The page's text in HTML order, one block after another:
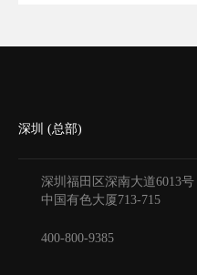
深圳 (总部)
深圳福田区深南大道6013号
中国有色大厦 713-715
400-800-9385